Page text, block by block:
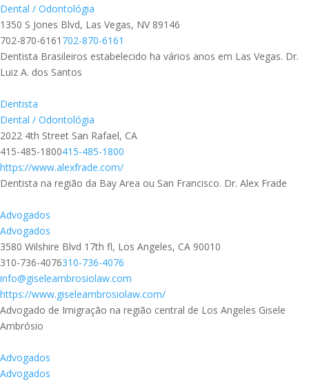
Dental / Odontológia
1350 S Jones Blvd, Las Vegas, NV 89146
702-870-6161 702-870-6161
Dentista Brasileiros estabelecido ha vários anos em Las Vegas. Dr.
Luiz A. dos Santos
Dentista
Dental / Odontológia
2022 4th Street San Rafael, CA
415-485-1800415-485-1800
https://www.alexfrade.com/
Dentista na região da Bay Area ou San Francisco. Dr. Alex Frade
Advogados
Advogados
3580 Wilshire Blvd 17th fl, Los Angeles, CA 90010
310-736-4076310-736-4076
info@giseleambrosiolaw.com
https://www.giseleambrosiolaw.com/
Advogado de Imigração na região central de Los Angeles Gisele
Ambrósio
Advogados
Advogados